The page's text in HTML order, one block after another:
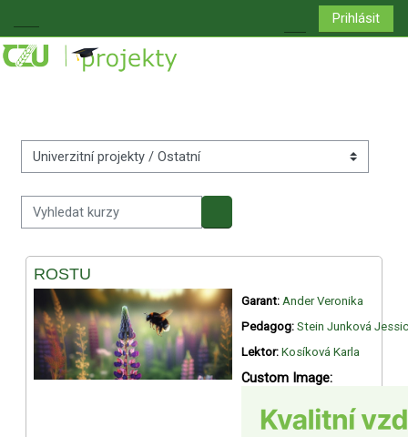
Boční panel
Přepnout
Prihlásit
Kategorie kurzů
Vyhledat kurzy
Vyhledat kurzy
ROSTU
Garant: Ander Veronika
Pedagog: Stein Junková
Lektor: Kosíková Karla
Custom Image: